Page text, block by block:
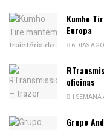
Kumho
Europa
6 DIAS AGO
oficinas
1 SEMANA
Grupo